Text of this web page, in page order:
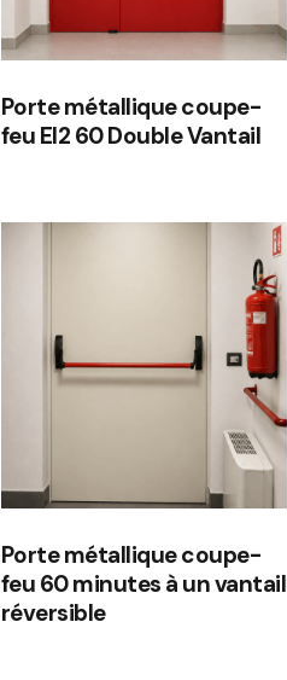
Porte métallique coupe-
feu EI2 60 Double Vantail
Porte métallique coupe-
feu 60 minutes à un vantail
réversible